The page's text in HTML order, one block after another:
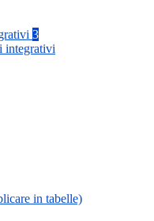
3
integrativi
in tabelle)